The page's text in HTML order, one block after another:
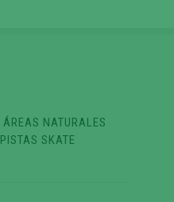
ÁREAS NATURALES
PISTAS SKATE